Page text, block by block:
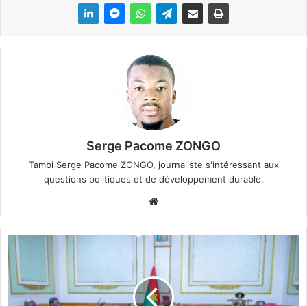
Serge Pacome ZONGO
Tambi Serge Pacome ZONGO, journaliste s'intéressant aux
questions politiques et de développement durable.
bsi
te
N
o
n
c